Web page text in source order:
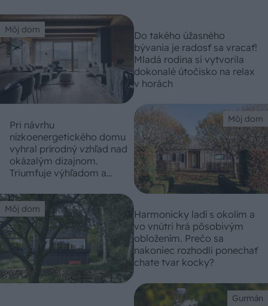
Môj dom
Do takého úžasného
bývania je radosť sa vracať!
Mladá rodina si vytvorila
dokonalé útočisko na relax
v horách
Môj dom
Pri návrhu
nízkoenergetického domu
vyhral prírodný vzhľad nad
okázalým dizajnom.
Triumfuje výhľadom a
krajinou
Môj dom
Harmonicky ladí s okolím a
vo vnútri hrá pôsobivým
obložením. Prečo sa
nakoniec rozhodli ponechať
chate tvar kocky?
Gurmán